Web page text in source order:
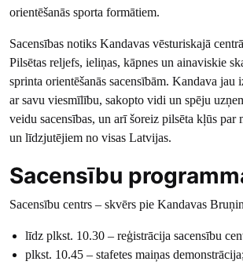
orientēšanās sporta formātiem.
Sacensības notiks Kandavas vēsturiskajā
Pilsētas reljefs, ieliņas, kāpnes un ainaviskie
sprinta orientēšanās sacensībām. Kandava jau
ar savu viesmīlību, sakopto vidi un spēju
veidu sacensības, un arī šoreiz pilsēta kļūs par
un līdzjutējiem no visas Latvijas.
Sacensību
Sacensību centrs – skvērs pie Kandavas
līdz plkst. 10.30 – reģistrācija sacensību
plkst. 10.45 – stafetes maiņas demonstrācija;